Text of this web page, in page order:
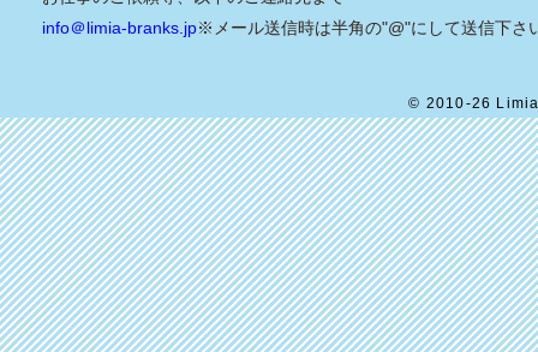
info＠limia-branks.jp※メール送信時は半角の"@"にして送信下さ
© 2010-26